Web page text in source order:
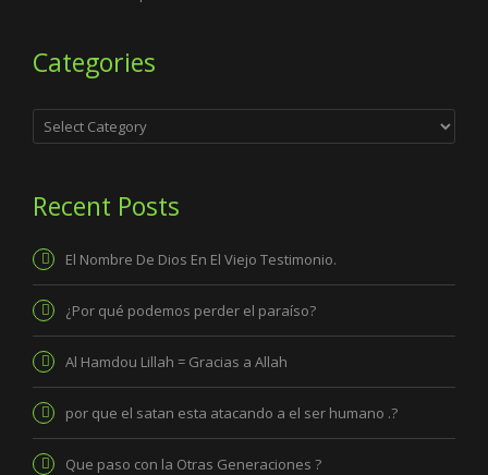
Categories
Categories
Recent Posts
El Nombre De Dios En El Viejo Testimonio.
¿Por qué podemos perder el paraíso?
Al Hamdou Lillah = Gracias a Allah
por que el satan esta atacando a el ser humano .?
Que paso con la Otras Generaciones ?